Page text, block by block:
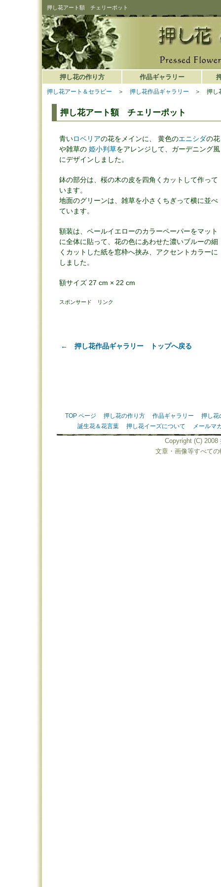
押し花アート額 チェリーポット
押し花アート＆セラピー ＞ 押し花作品ギャラリー ＞ 押し
押し花アート額 チェリーポット
青いロベリアの花をメインに、 黄色のエニシダの花
や雑草の 姫小判草をアレンジして、ガーデニング風
にデザインしました。
鉢の部分は、桜の木の皮を四角くカットして作って
います。
地面のグリーンは、雑草を小さくちぎって横に並べ
ています。
額装は、ペールイエローのカラーペーパーをマット
に全体に貼って、花の色にあわせた濃いブルーの細
くカットした紙を窓枠へ挟み、アクセントカラーに
しました。
額サイズ 27 cm × 22 cm
スポンサード リンク
← 押し花作品ギャラリー トップへ戻る
TOP ページ 押し花の作り方 作品ギャラリー
押し花
誕生花＆花言葉
押し花イーズについて メールマ
Copyright (C)
文章・画像等すべて
押し花の作り方 作品ギャラリー